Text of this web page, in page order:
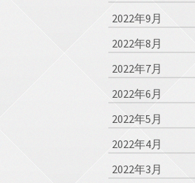
2022年9月
2022年8月
2022年7月
2022年6月
2022年5月
2022年4月
2022年3月